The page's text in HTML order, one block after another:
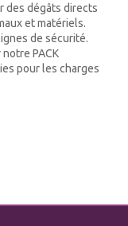
des dégâts directs
et matériels.
de sécurité.
notre PACK
pour les charges